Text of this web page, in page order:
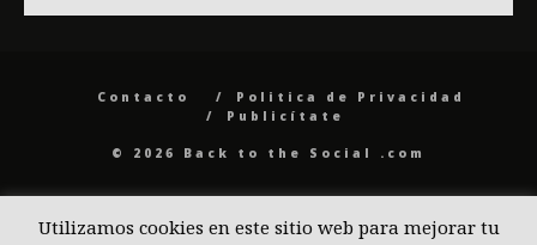
Contacto
Politica de Privacidad
Publicítate
© 2026 Back to the Social .com
Utilizamos cookies en este sitio web para mejorar tu